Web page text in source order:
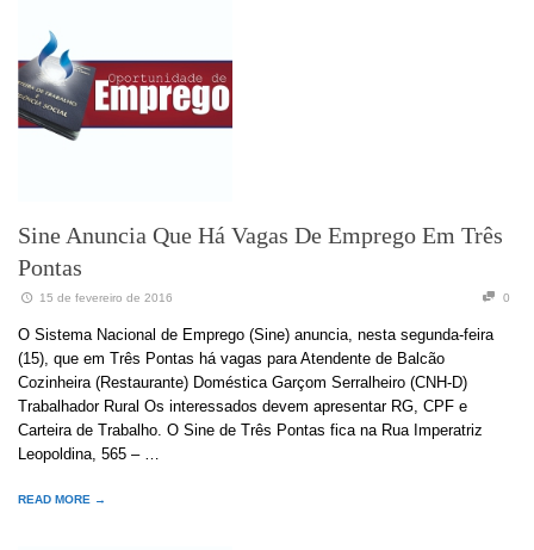
Sine Anuncia Que Há Vagas De Emprego Em Três
Pontas
15 de fevereiro de 2016 0
O Sistema Nacional de Emprego (Sine) anuncia, nesta segunda-feira
(15), que em Três Pontas há vagas para Atendente de Balcão
Cozinheira (Restaurante) Doméstica Garçom Serralheiro (CNH-D)
Trabalhador Rural Os interessados devem apresentar RG, CPF e
Carteira de Trabalho. O Sine de Três Pontas fica na Rua Imperatriz
Leopoldina, 565 – …
READ MORE →